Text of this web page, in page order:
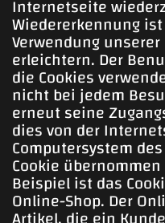
Internetseite
Wiedererkennung
Verwendung
erleichtern. Der
die Cookies
nicht bei jedem
erneut seine
dies von der
Computersystem
Cookie
Beispiel ist das
Online-Shop. Der